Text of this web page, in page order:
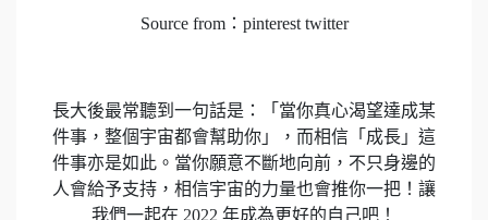
Source from：pinterest twitter
長大後最常聽到一句話是：「當你真心渴望達成某
件事，整個宇宙都會幫助你」，而相信「成長」這
件事亦是如此。當你願意不斷地向前，不只身邊的
人會給予支持，相信宇宙的力量也會推你一把！讓
我們一起在 2022 年成為更好的自己吧！